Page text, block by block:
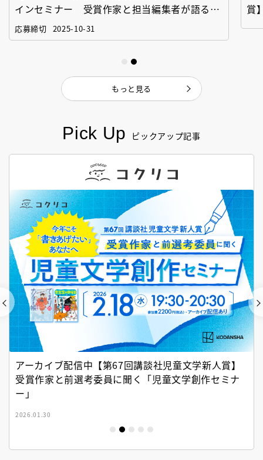
Pick Up ピックアップ記事
アーカイブ配信中【第67回講談社児童文学新人賞】
受賞作家と前選考委員に聞く「児童文学創作セミナ
ー」
2026.01.30
インセミナー 受賞作家と担当編集者が語る
「絵本創作実践講座」
応募締切 2025-10-31
賞
もっと見る